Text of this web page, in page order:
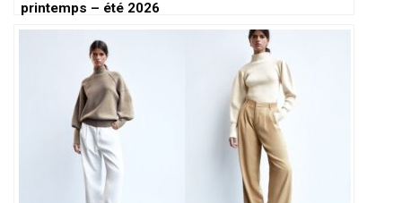
printemps – été 2026